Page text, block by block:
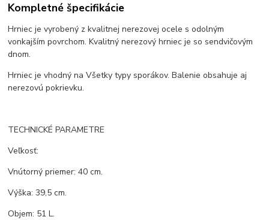
Kompletné špecifikácie
Hrniec je vyrobený z kvalitnej nerezovej ocele s odolným
vonkajším povrchom. Kvalitný nerezový hrniec je so sendvičovým
dnom.
Hrniec je vhodný na Všetky typy sporákov. Balenie obsahuje aj
nerezovú pokrievku.
TECHNICKÉ PARAMETRE
Veľkosť:
Vnútorný priemer: 40 cm.
Výška: 39,5 cm.
Objem: 51 L.